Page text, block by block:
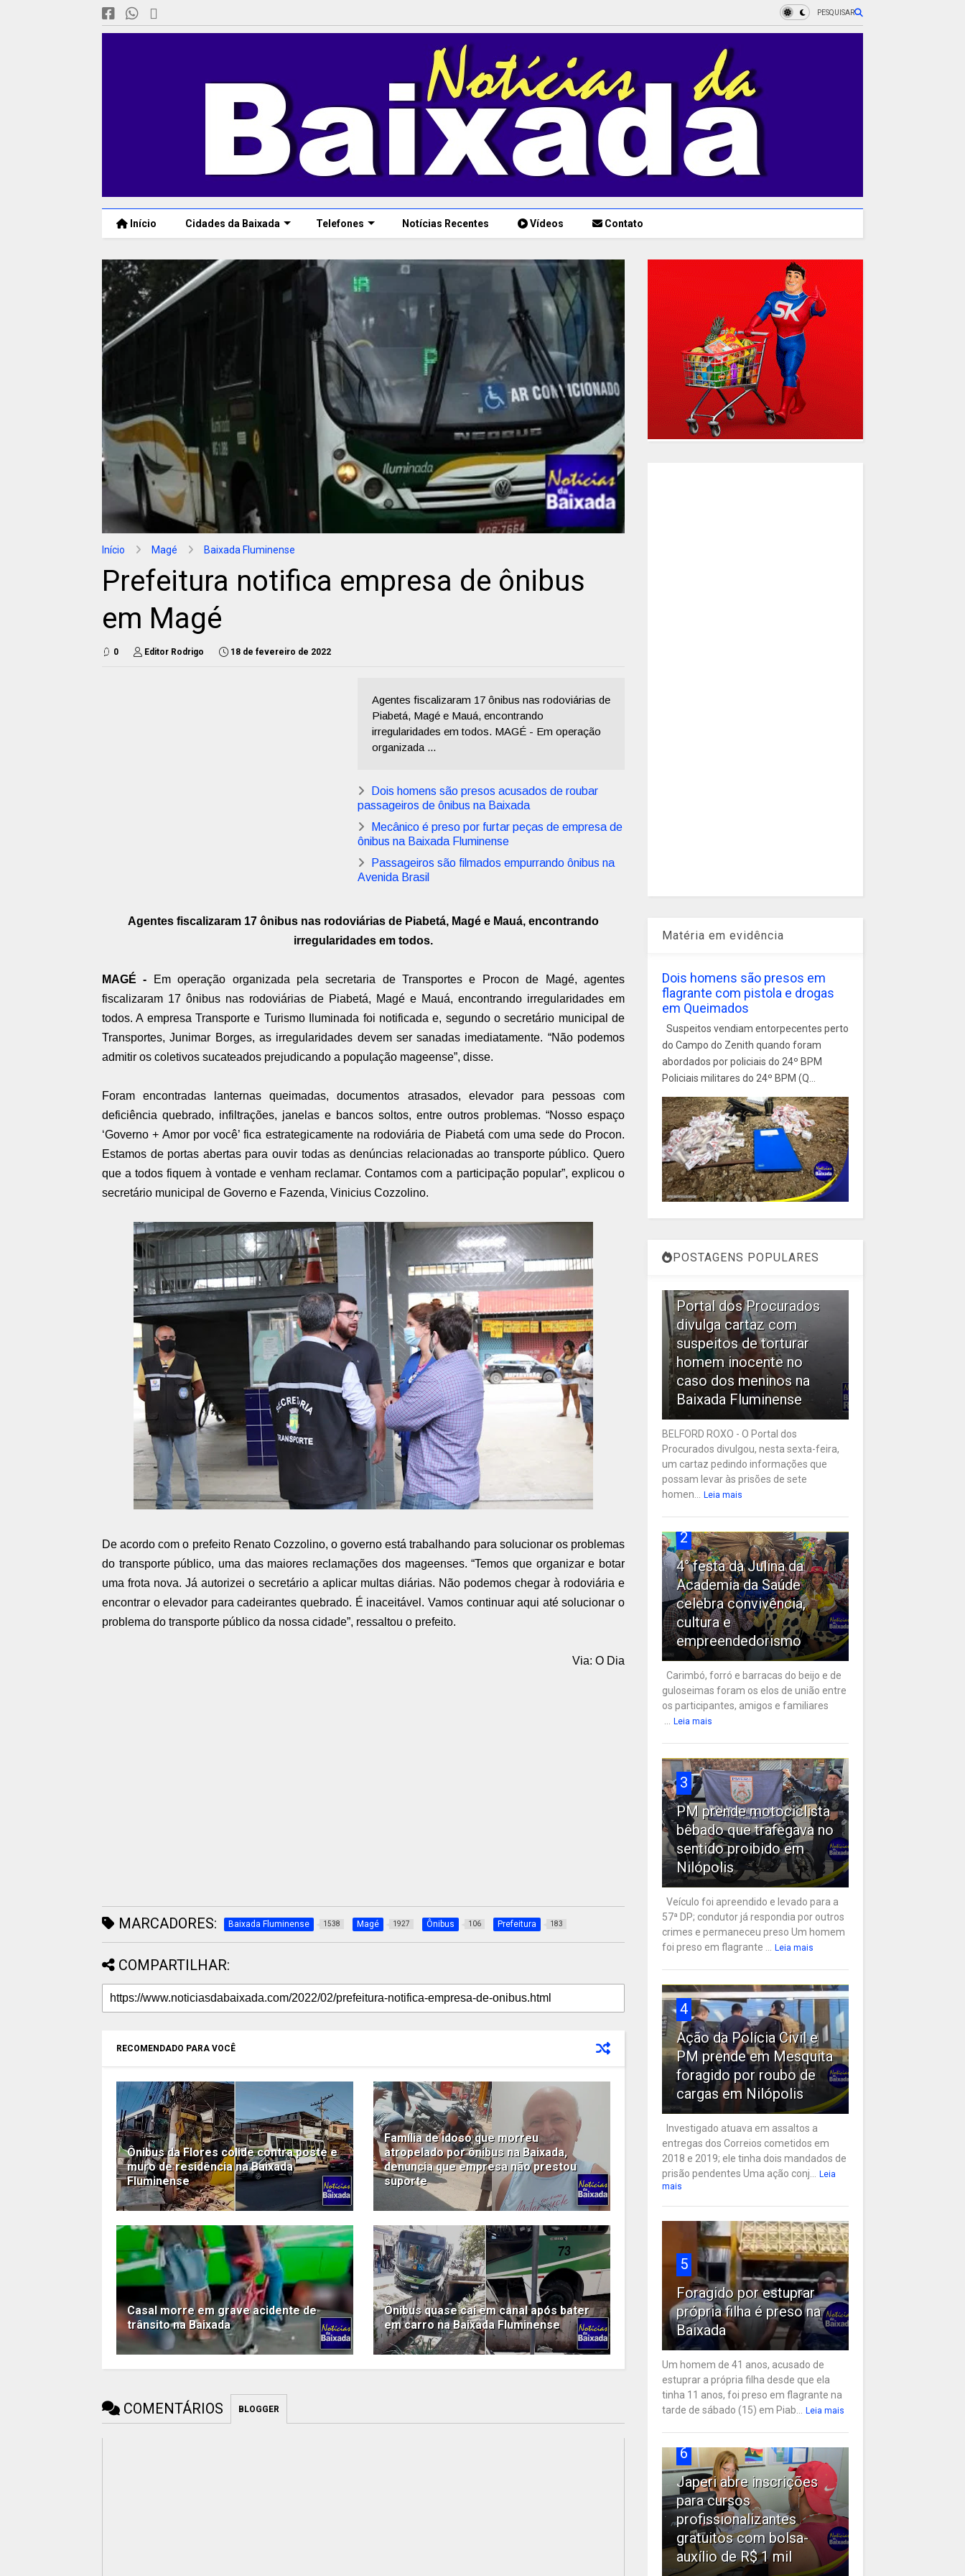
PESQUISAR
Início Cidades da Baixada Telefones Notícias Recentes Vídeos Contato
Início Magé Baixada Fluminense
Prefeitura notifica empresa de ônibus
em Magé
0 Editor Rodrigo 18 de fevereiro de 2022
Agentes fiscalizaram 17 ônibus nas rodoviárias de
Piabetá, Magé e Mauá, encontrando
irregularidades em todos. MAGÉ - Em operação
organizada ...
Dois homens são presos acusados de roubar
passageiros de ônibus na Baixada
Mecânico é preso por furtar peças de empresa de
ônibus na Baixada Fluminense
Passageiros são filmados empurrando ônibus na
Avenida Brasil
Agentes fiscalizaram 17 ônibus nas rodoviárias de Piabetá, Magé e Mauá, encontrando
irregularidades em todos.
MAGÉ -
Em operação organizada pela secretaria de Transportes e Procon de Magé, agentes
fiscalizaram 17 ônibus nas rodoviárias de Piabetá, Magé e Mauá, encontrando irregularidades em
todos. A empresa Transporte e Turismo Iluminada foi notificada e, segundo o secretário municipal de
Transportes, Junimar Borges, as irregularidades devem ser sanadas imediatamente. “Não podemos
admitir os coletivos sucateados prejudicando a população mageense”, disse.
Foram encontradas lanternas queimadas, documentos atrasados, elevador para pessoas com
deficiência quebrado, infiltrações, janelas e bancos soltos, entre outros problemas. “Nosso espaço
‘Governo + Amor por você’ fica estrategicamente na rodoviária de Piabetá com uma sede do Procon.
Estamos de portas abertas para ouvir todas as denúncias relacionadas ao transporte público. Quero
que a todos fiquem à vontade e venham reclamar. Contamos com a participação popular”, explicou o
secretário municipal de Governo e Fazenda, Vinicius Cozzolino.
De acordo com o prefeito Renato Cozzolino, o governo está trabalhando para solucionar os problemas
do transporte público, uma das maiores reclamações dos mageenses. “Temos que organizar e botar
uma frota nova. Já autorizei o secretário a aplicar multas diárias. Não podemos chegar à rodoviária e
encontrar o elevador para cadeirantes quebrado. É inaceitável. Vamos continuar aqui até solucionar o
problema do transporte público da nossa cidade”, ressaltou o prefeito.
Via: O Dia
MARCADORES: Baixada Fluminense 1538 Magé 1927 Ônibus 106 Prefeitura 183
COMPARTILHAR:
RECOMENDADO PARA VOCÊ
Ônibus da Flores colide contra poste e
muro de residência na Baixada
Fluminense
Família de idoso que morreu
atropelado por ônibus na Baixada,
denuncia que empresa não prestou
suporte
Casal morre em grave acidente de
trânsito na Baixada
Ônibus quase cai em canal após bater
em carro na Baixada Fluminense
COMENTÁRIOS BLOGGER
Matéria em evidência
Dois homens são presos em
flagrante com pistola e drogas
em Queimados
Suspeitos vendiam entorpecentes perto
do Campo do Zenith quando foram
abordados por policiais do 24º BPM
Policiais militares do 24º BPM (Q...
POSTAGENS POPULARES
Portal dos Procurados
divulga cartaz com
suspeitos de torturar
homem inocente no
caso dos meninos na
Baixada Fluminense
BELFORD ROXO - O Portal dos
Procurados divulgou, nesta sexta-feira,
um cartaz pedindo informações que
possam levar às prisões de sete
homen... Leia mais
2
4° festa da Julina da
Academia da Saúde
celebra convivência,
cultura e
empreendedorismo
Carimbó, forró e barracas do beijo e de
guloseimas foram os elos de união entre
os participantes, amigos e familiares
... Leia mais
3
PM prende motociclista
bêbado que trafegava no
sentido proibido em
Nilópolis
Veículo foi apreendido e levado para a
57ª DP; condutor já respondia por outros
crimes e permaneceu preso Um homem
foi preso em flagrante ... Leia mais
4
Ação da Polícia Civil e
PM prende em Mesquita
foragido por roubo de
cargas em Nilópolis
Investigado atuava em assaltos a
entregas dos Correios cometidos em
2018 e 2019; ele tinha dois mandados de
prisão pendentes Uma ação conj... Leia
mais
5
Foragido por estuprar
própria filha é preso na
Baixada
Um homem de 41 anos, acusado de
estuprar a própria filha desde que ela
tinha 11 anos, foi preso em flagrante na
tarde de sábado (15) em Piab... Leia mais
6
Japeri abre inscrições
para cursos
profissionalizantes
gratuitos com bolsa-
auxílio de R$ 1 mil